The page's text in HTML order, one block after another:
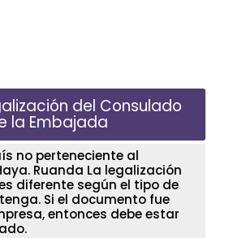
del Consulado
la Embajada
no perteneciente al
Ruanda La legalización
diferente según el tipo de
Si el documento fue
entonces debe estar